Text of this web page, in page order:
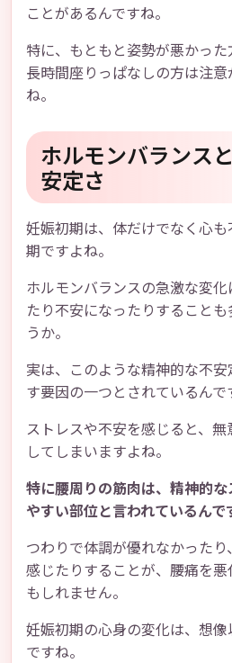
ことがあるんですね。
特に、もともと姿勢が悪かっ
長時間座りっぱなしの方は注
ね。
ホルモンバランス
安定さ
妊娠初期は、体だけでなく心
期ですよね。
ホルモンバランスの急激な変
たり不安になったりすること
うか。
実は、このような精神的な不
す要因の一つとされているんで
ストレスや不安を感じると、
してしまいますよね。
特に腰周りの筋肉は、精神的
やすい部位と言われているんで
つわりで体調が優れなかった
感じたりすることが、腰痛を
もしれません。
妊娠初期の心身の変化は、想
ですね。